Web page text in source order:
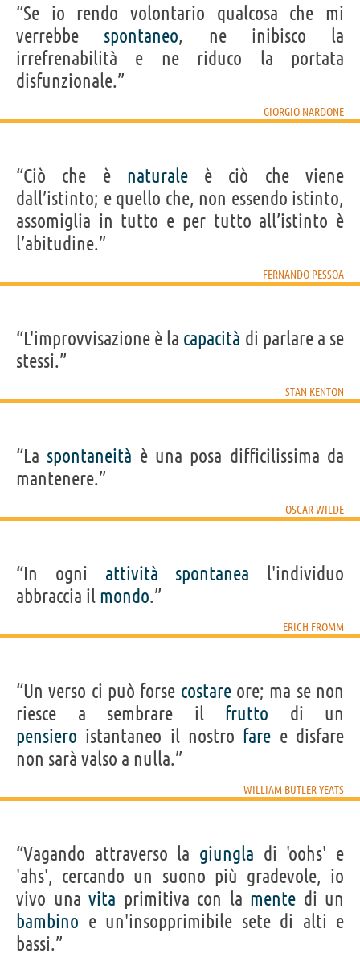
“Se io rendo volontario qualcosa che mi
verrebbe spontaneo, ne inibisco la
irrefrenabilità e ne riduco la portata
disfunzionale.”
GIORGIO NARDONE
“Ciò che è naturaleè ciò che viene
dall’istinto; e quello che, non essendo istinto,
assomiglia in tutto e per tutto all’istinto è
l’abitudine.”
FERNANDO PESSOA
“L'improvvisazione è la capacità di parlare a se
stessi.”
STAN KENTON
“La spontaneità è una posa difficilissima da
mantenere.”
OSCAR WILDE
“In ogni attività spontanea l'individuo
abbraccia il mondo.”
ERICH FROMM
“Un verso ci può forse costareore; ma se non
riesce a sembrare il frutto di un
pensiero istantaneo il nostro fare e disfare
non sarà valso a nulla.”
WILLIAM BUTLER YEATS
“Vagando attraverso la giungla di 'oohs' e
'ahs', cercando un suono più gradevole, io
vivo una vita primitiva con la mente di un
bambino e un'insopprimibile sete di alti e
bassi.”